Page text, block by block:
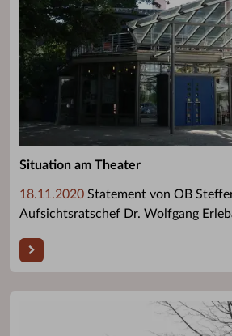
Situation am Theater
18.11.2020 Statement von OB
Aufsichtsratschef Dr. Wolfgang